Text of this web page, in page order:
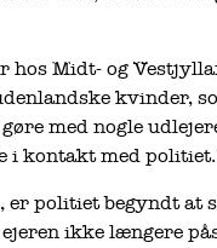
hos Midt- og
kvinder,
med nogle
i kontakt med
er politiet begyndt at
ikke længere